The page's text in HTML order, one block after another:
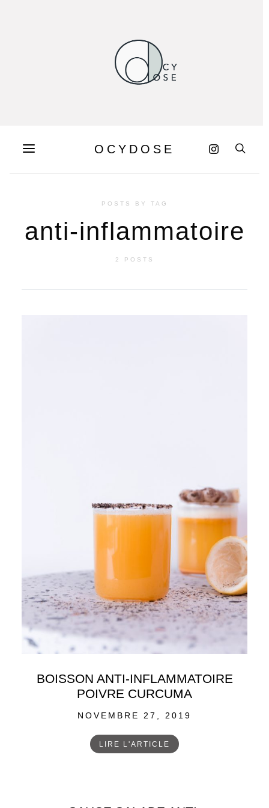
OCYDOSE
POSTS BY TAG
anti-inflammatoire
2 POSTS
BOISSON ANTI-INFLAMMATOIRE
POIVRE CURCUMA
POSTED
NOVEMBRE 27, 2019
LIRE L'ARTICLE